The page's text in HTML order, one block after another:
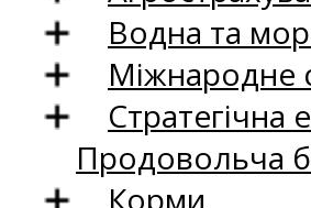
Водна та
Міжнародне
Стратегічна
Продовольча
Корми